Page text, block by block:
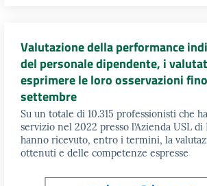
Valutazione della performance
del personale dipendente, i
esprimere le loro osservazioni
settembre
Su un totale di 10.315 professionisti che
servizio nel 2022 presso l’Azienda USL di
hanno ricevuto, entro i termini, la
ottenuti e delle competenze espresse